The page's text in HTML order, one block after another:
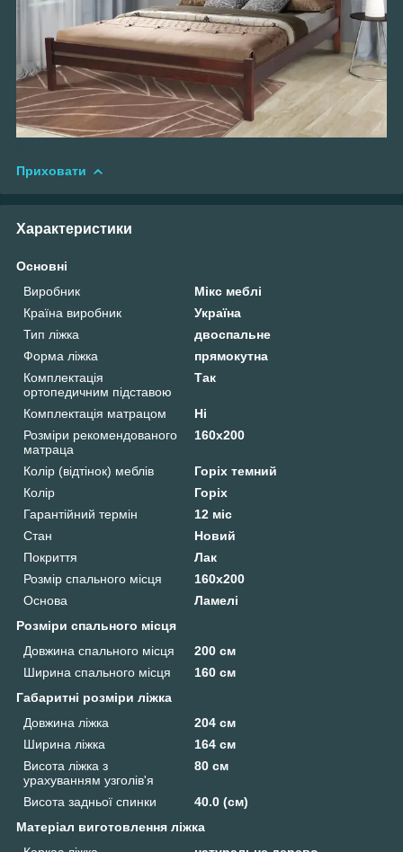
Приховати
Характеристики
Основні
Виробник
Мікс меблі
Країна виробник
Україна
Тип ліжка
двоспальне
Форма ліжка
прямокутна
Комплектація
ортопедичним підставою
Так
Комплектація матрацом
Ні
Розміри рекомендованого
матраца
160х200
Колір (відтінок) меблів
Горіх темний
Колір
Горіх
Гарантійний термін
12 міс
Стан
Новий
Покриття
Лак
Розмір спального місця
160х200
Основа
Ламелі
Розміри спального місця
Довжина спального місця
200 см
Ширина спального місця
160 см
Габаритні розміри ліжка
Довжина ліжка
204 см
Ширина ліжка
164 см
Висота ліжка з
урахуванням узголів'я
80 см
Висота задньої спинки
40.0 (см)
Матеріал виготовлення ліжка